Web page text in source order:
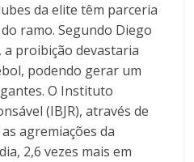
da elite têm parceria
ramo. Segundo Diego
proibição devastaria
podendo gerar um
O Instituto
(IBJR), através de
agremiações da
2,6 vezes mais em